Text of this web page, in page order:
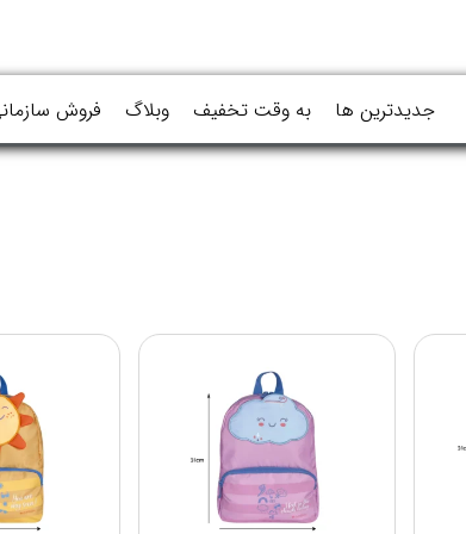
جدیدترین ها به وقت تخفیف وبلاگ
فروش